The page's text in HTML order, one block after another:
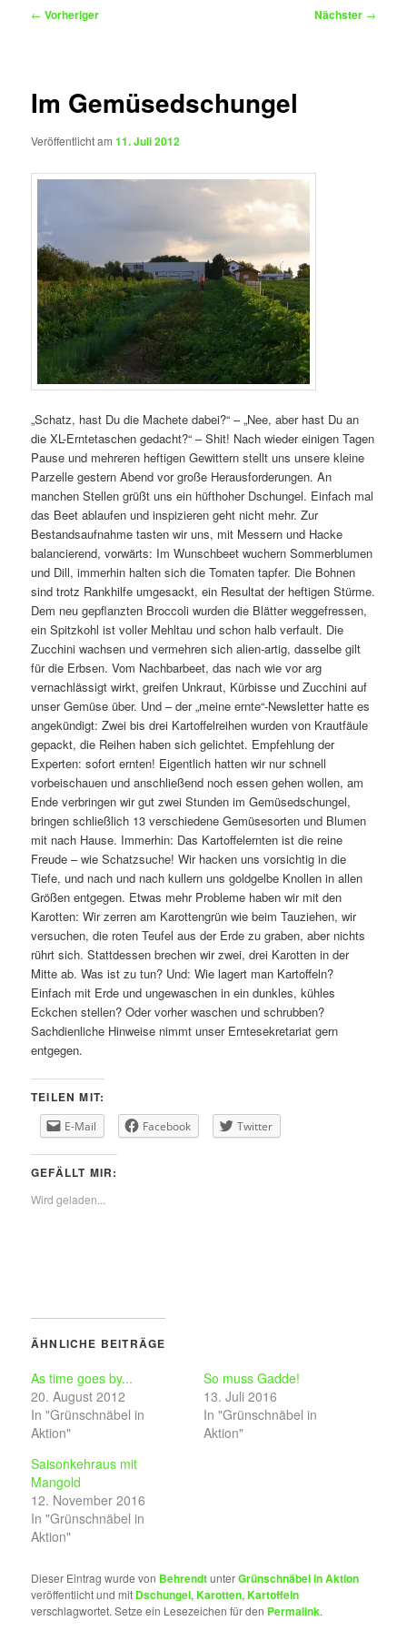
Beitragsnavigation
← Vorheriger Nächster →
Im Gemüsedschungel
Veröffentlicht am11. Juli 2012
„Schatz, hast Du die Machete dabei?“ – „Nee, aber hast Du an
die XL-Erntetaschen gedacht?“ – Shit! Nach wieder einigen Tagen
Pause und mehreren heftigen Gewittern stellt uns unsere kleine
Parzelle gestern Abend vor große Herausforderungen. An
manchen Stellen grüßt uns ein hüfthoher Dschungel. Einfach mal
das Beet ablaufen und inspizieren geht nicht mehr. Zur
Bestandsaufnahme tasten wir uns, mit Messern und Hacke
balancierend, vorwärts: Im Wunschbeet wuchern Sommerblumen
und Dill, immerhin halten sich die Tomaten tapfer. Die Bohnen
sind trotz Rankhilfe umgesackt, ein Resultat der heftigen Stürme.
Dem neu gepflanzten Broccoli wurden die Blätter weggefressen,
ein Spitzkohl ist voller Mehltau und schon halb verfault. Die
Zucchini wachsen und vermehren sich alien-artig, dasselbe gilt
für die Erbsen. Vom Nachbarbeet, das nach wie vor arg
vernachlässigt wirkt, greifen Unkraut, Kürbisse und Zucchini auf
unser Gemüse über. Und – der „meine ernte“-Newsletter hatte es
angekündigt: Zwei bis drei Kartoffelreihen wurden von Krautfäule
gepackt, die Reihen haben sich gelichtet. Empfehlung der
Experten: sofort ernten! Eigentlich hatten wir nur schnell
vorbeischauen und anschließend noch essen gehen wollen, am
Ende verbringen wir gut zwei Stunden im Gemüsedschungel,
bringen schließlich 13 verschiedene Gemüsesorten und Blumen
mit nach Hause. Immerhin: Das Kartoffelernten ist die reine
Freude – wie Schatzsuche! Wir hacken uns vorsichtig in die
Tiefe, und nach und nach kullern uns goldgelbe Knollen in allen
Größen entgegen. Etwas mehr Probleme haben wir mit den
Karotten: Wir zerren am Karottengrün wie beim Tauziehen, wir
versuchen, die roten Teufel aus der Erde zu graben, aber nichts
rührt sich. Stattdessen brechen wir zwei, drei Karotten in der
Mitte ab. Was ist zu tun? Und: Wie lagert man Kartoffeln?
Einfach mit Erde und ungewaschen in ein dunkles, kühles
Eckchen stellen? Oder vorher waschen und schrubben?
Sachdienliche Hinweise nimmt unser Erntesekretariat gern
entgegen.
TEILEN MIT:
E-Mail Facebook Twitter
GEFÄLLT MIR:
Wird geladen...
ÄHNLICHE BEITRÄGE
As time goes by...
20. August 2012
In "Grünschnäbel in
Aktion"
So muss Gadde!
13. Juli 2016
In "Grünschnäbel in
Aktion"
Saisonkehraus mit
Mangold
12. November 2016
In "Grünschnäbel in
Aktion"
Dieser Eintrag wurde von BehrendtunterGrünschnäbel in Aktion
veröffentlicht und mit Dschungel,Karotten,Kartoffeln
verschlagwortet. Setze ein Lesezeichen für den Permalink.